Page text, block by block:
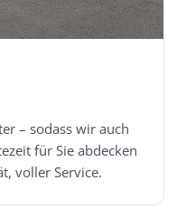
– sodass wir auch
für Sie abdecken
voller Service.